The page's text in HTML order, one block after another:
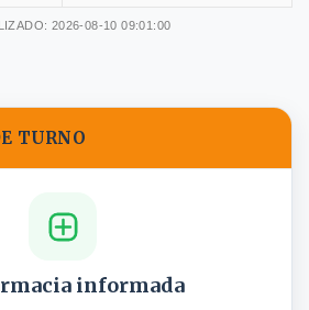
2026-08-10 09:01:00
TURNO
informada